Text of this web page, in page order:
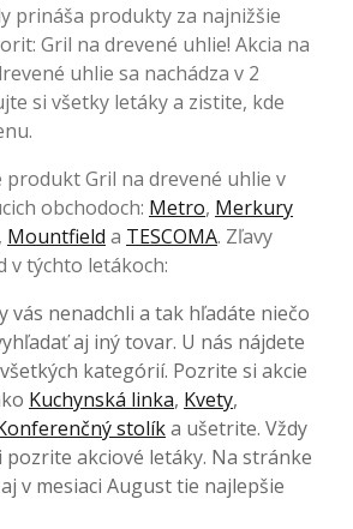
prináša produkty za najnižšie
Gril na drevené uhlie! Akcia na
uhlie sa nachádza v 2
si všetky letáky a zistite, kde
Gril na drevené uhlie v
obchodoch: Metro, Merkury
, Mountfield a TESCOMA. Zľavy
v týchto letákoch:
vás nenadchli a tak hľadáte niečo
aj iný tovar. U nás nájdete
kategórií. Pozrite si akcie
Kuchynská linka, Kvety,
stolíka ušetrite. Vždy
akciové letáky. Na stránke
v mesiaci August tie najlepšie